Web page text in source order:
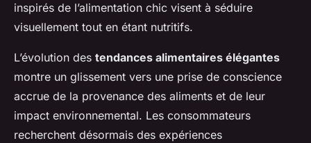
inspirés de l’alimentation chic visent à séduire
visuellement tout en étant nutritifs.
L’évolution des tendances alimentaires élégantes
montre un glissement vers une prise de conscience
accrue de la provenance des aliments et de leur
impact environnemental. Les consommateurs
recherchent désormais des expériences